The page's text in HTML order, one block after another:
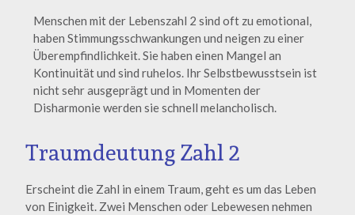
Menschen mit der Lebenszahl 2 sind oft zu emotional,
haben Stimmungsschwankungen und neigen zu einer
Überempfindlichkeit. Sie haben einen Mangel an
Kontinuität und sind ruhelos. Ihr Selbstbewusstsein ist
nicht sehr ausgeprägt und in Momenten der
Disharmonie werden sie schnell melancholisch.
Traumdeutung Zahl 2
Erscheint die Zahl in einem Traum, geht es um das Leben
von Einigkeit. Zwei Menschen oder Lebewesen nehmen